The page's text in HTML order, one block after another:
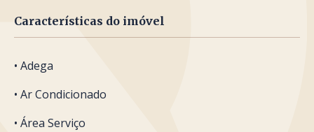
Características do imóvel
• Adega
• Ar Condicionado
• Área Serviço